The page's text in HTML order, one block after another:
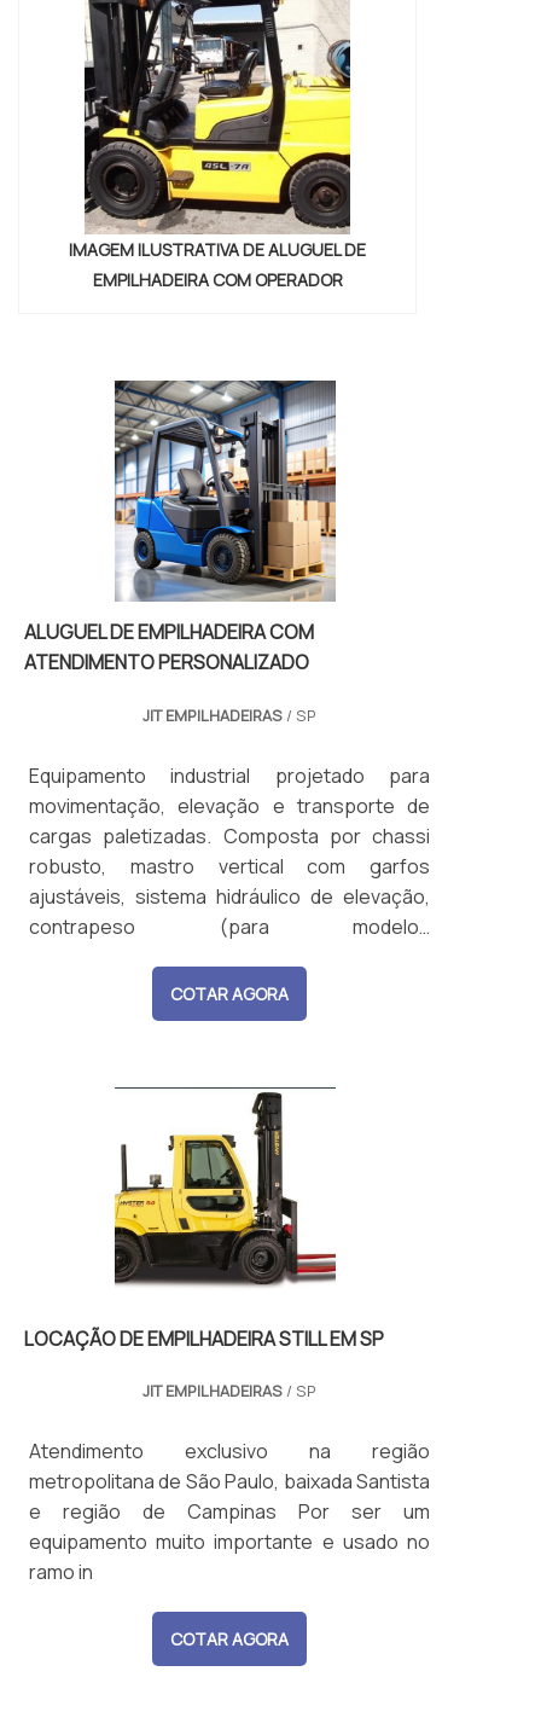
IMAGEM ILUSTRATIVA DE ALUGUEL DE
EMPILHADEIRA COM OPERADOR
ALUGUEL DE EMPILHADEIRA COM
ATENDIMENTO PERSONALIZADO
JIT EMPILHADEIRAS / SP
Equipamento industrial projetado para
movimentação, elevação e transporte de
cargas paletizadas. Composta por chassi
robusto, mastro vertical com garfos
ajustáveis, sistema hidráulico de elevação,
contrapeso (para modelos
com controles manuais ou eletrônicos. Pode
ser movida por motor elétrico (bateria) ou
normalmente entre 1.000 kg a 7.000 kg, com
alturas de elevação que podem ultrapassar
11 metros. Possui sistemas de segurança
como alarme sonoro, luz de advertência, e
limitadores de carga.
COTAR AGORA
LOCAÇÃO DE EMPILHADEIRA STILL EM SP
JIT EMPILHADEIRAS / SP
Atendimento exclusivo na região
metropolitana de São Paulo, baixada Santista
e região de Campinas Por ser um
equipamento muito importante e usado no
ramo in
COTAR AGORA